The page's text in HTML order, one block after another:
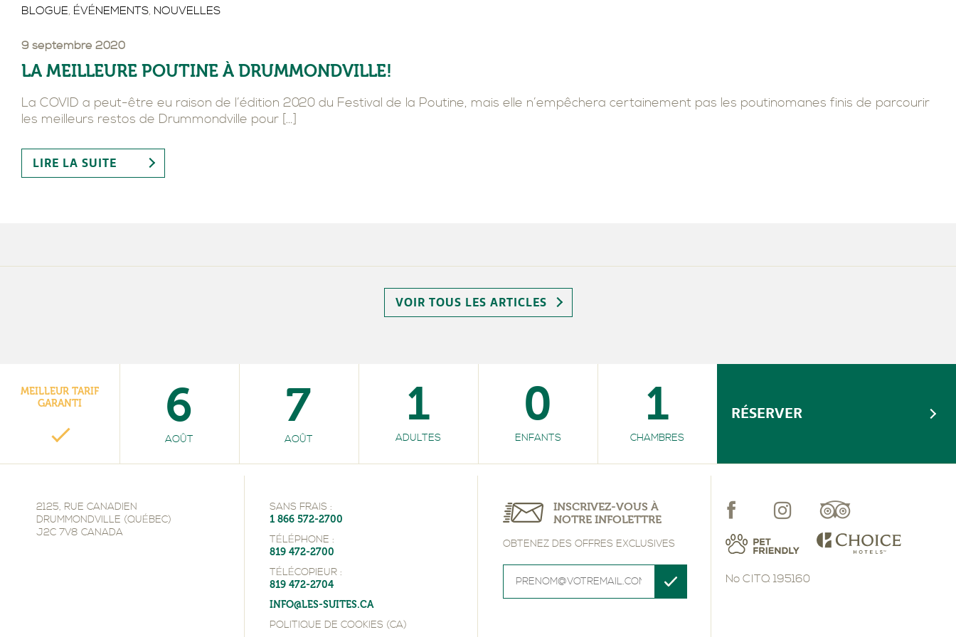
SUITE PRÉSIDENTIELLE
VICTORIN
DE RECHARGE
RÉSERVATION DE SALLES
BLOGUE, ÉVÉNEMENTS, NOUVELLES
9 septembre 2020
LA MEILLEURE POUTINE À DRUMMONDVILLE!
La COVID a peut-être eu raison de l’édition 2020 du Festival de la Poutine, mais elle n’empêchera certainement pas les poutinomanes finis de parcourir
les meilleurs restos de Drummondville pour […]
LIRE LA SUITE
VOIR TOUS LES ARTICLES
MEILLEUR TARIF
GARANTI
6
AOÛT
7
AOÛT
1
ADULTES
0
ENFANTS
1
CHAMBRES
RÉSERVER
2125, RUE CANADIEN
DRUMMONDVILLE (QUÉBEC)
J2C 7V8 CANADA
SANS FRAIS :
1 866 572-2700
TÉLÉPHONE :
819 472-2700
TÉLÉCOPIEUR :
819 472-2704
INFO@LES-SUITES.CA
POLITIQUE DE COOKIES (CA)
INSCRIVEZ-VOUS À
NOTRE INFOLETTRE
OBTENEZ DES OFFRES EXCLUSIVES
No CITQ 195160